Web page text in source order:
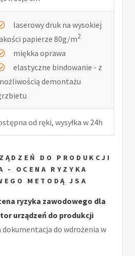
laserowy druk na wysokiej
papierze 80g/m2
miękka oprawa
elastyczne bindowanie - z
demontażu
od ręki, wysyłka w 24h
DO PRODUKCJI
- OCENA RYZYKA
METODĄ JSA
ryzyka zawodowego dla
urządzeń do produkcji
do wdrożenia w